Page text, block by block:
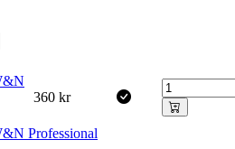
360 kr
Professional